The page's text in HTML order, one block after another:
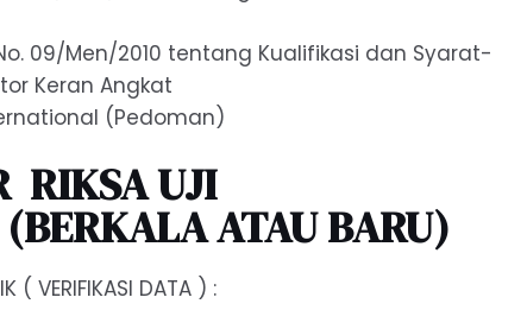
09/Men/2010 tentang Kualifikasi dan Syarat-
Keran Angkat
(Pedoman)
RIKSA UJI
ATAU BARU)
( VERIFIKASI DATA ) :